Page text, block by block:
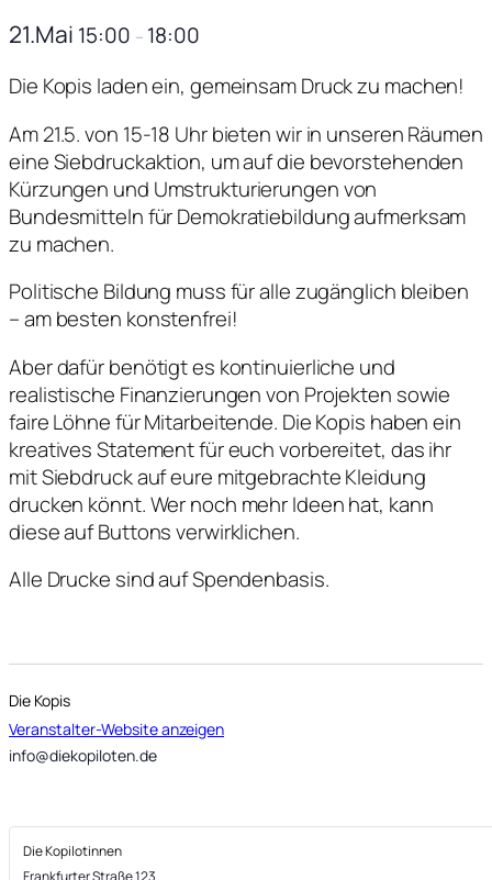
21.Mai 15:00 – 18:00
Die Kopis laden ein, gemeinsam Druck zu machen!
Am 21.5. von 15-18 Uhr bieten wir in unseren Räumen
eine Siebdruckaktion, um auf die bevorstehenden
Kürzungen und Umstrukturierungen von
Bundesmitteln für Demokratiebildung aufmerksam
zu machen.
Politische Bildung muss für alle zugänglich bleiben
– am besten konstenfrei!
Aber dafür benötigt es kontinuierliche und
realistische Finanzierungen von Projekten sowie
faire Löhne für Mitarbeitende. Die Kopis haben ein
kreatives Statement für euch vorbereitet, das ihr
mit Siebdruck auf eure mitgebrachte Kleidung
drucken könnt. Wer noch mehr Ideen hat, kann
diese auf Buttons verwirklichen.
Alle Drucke sind auf Spendenbasis.
Die Kopis
Veranstalter-Website anzeigen
info@diekopiloten.de
Die Kopilotinnen
Frankfurter Straße 123